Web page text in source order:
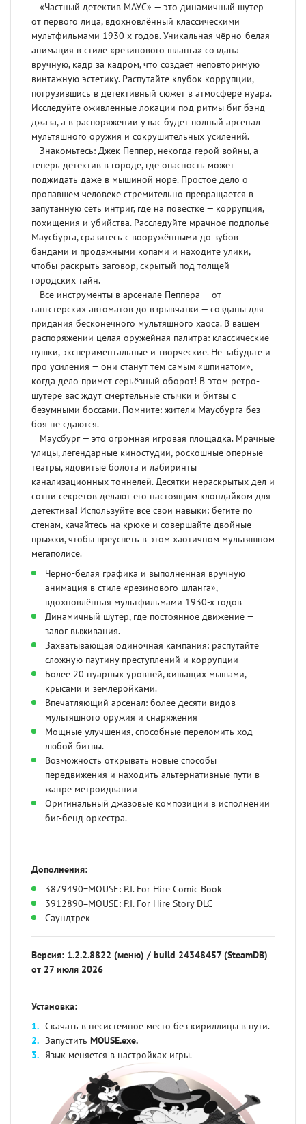
«Частный детектив МАУС» — это динамичный шутер
от первого лица, вдохновлённый классическими
мультфильмами 1930-х годов. Уникальная чёрно-белая
анимация в стиле «резинового шланга» создана
вручную, кадр за кадром, что создаёт неповторимую
винтажную эстетику. Распутайте клубок коррупции,
погрузившись в детективный сюжет в атмосфере нуара.
Исследуйте оживлённые локации под ритмы биг-бэнд
джаза, а в распоряжении у вас будет полный арсенал
мультяшного оружия и сокрушительных усилений.
Знакомьтесь: Джек Пеппер, некогда герой войны, а
теперь детектив в городе, где опасность может
поджидать даже в мышиной норе. Простое дело о
пропавшем человеке стремительно превращается в
запутанную сеть интриг, где на повестке — коррупция,
похищения и убийства. Расследуйте мрачное подполье
Маусбурга, сразитесь с вооружёнными до зубов
бандами и продажными копами и находите улики,
чтобы раскрыть заговор, скрытый под толщей
городских тайн.
Все инструменты в арсенале Пеппера — от
гангстерских автоматов до взрывчатки — созданы для
придания бесконечного мультяшного хаоса. В вашем
распоряжении целая оружейная палитра: классические
пушки, экспериментальные и творческие. Не забудьте и
про усиления — они станут тем самым «шпинатом»,
когда дело примет серьёзный оборот! В этом ретро-
шутере вас ждут смертельные стычки и битвы с
безумными боссами. Помните: жители Маусбурга без
боя не сдаются.
Маусбург — это огромная игровая площадка. Мрачные
улицы, легендарные киностудии, роскошные оперные
театры, ядовитые болота и лабиринты
канализационных тоннелей. Десятки нераскрытых дел и
сотни секретов делают его настоящим клондайком для
детектива! Используйте все свои навыки: бегите по
стенам, качайтесь на крюке и совершайте двойные
прыжки, чтобы преуспеть в этом хаотичном мультяшном
мегаполисе.
Чёрно-белая графика и выполненная вручную
анимация в стиле «резинового шланга»,
вдохновлённая мультфильмами 1930-х годов
Динамичный шутер, где постоянное движение —
залог выживания.
Захватывающая одиночная кампания: распутайте
сложную паутину преступлений и коррупции
Более 20 нуарных уровней, кишащих мышами,
крысами и землеройками.
Впечатляющий арсенал: более десяти видов
мультяшного оружия и снаряжения
Мощные улучшения, способные переломить ход
любой битвы.
Возможность открывать новые способы
передвижения и находить альтернативные пути в
жанре метроидвании
Оригинальный джазовые композиции в исполнении
биг-бенд оркестра.
Дополнения:
3879490=MOUSE: P.I. For Hire Comic Book
3912890=MOUSE: P.I. For Hire Story DLC
Саундтрек
Версия: 1.2.2.8822 (меню) / build 24348457 (SteamDB)
от 27 июля 2026
Установка:
Скачать в несистемное место без кириллицы в пути.
Запустить MOUSE.exe.
Язык меняется в настройках игры.